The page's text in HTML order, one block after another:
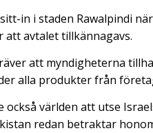
in i staden Rawalpindi
att avtalet tillkännagavs.
att myndigheterna
alla produkter från
också världen att utse
redan betraktar